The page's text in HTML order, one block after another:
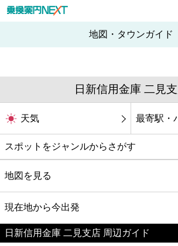
地図・タウンガイド
日新信用金庫 二見
天気 最寄駅・
スポットをジャンルからさがす
グルメ
映画
美容
地図を見る
現在地から今出発
日新信用金庫 二見支店 周辺ガイド